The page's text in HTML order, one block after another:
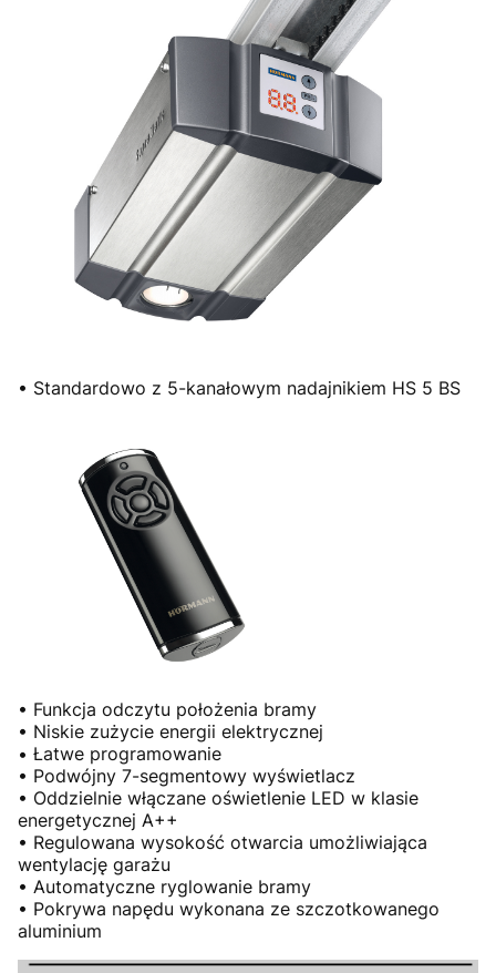
• Standardowo z 5-kanałowym nadajnikiem HS 5 BS
• Funkcja odczytu położenia bramy
• Niskie zużycie energii elektrycznej
• Łatwe programowanie
• Podwójny 7-segmentowy wyświetlacz
• Oddzielnie włączane oświetlenie LED w klasie
energetycznej A++
• Regulowana wysokość otwarcia umożliwiająca
wentylację garażu
• Automatyczne ryglowanie bramy
• Pokrywa napędu wykonana ze szczotkowanego
aluminium